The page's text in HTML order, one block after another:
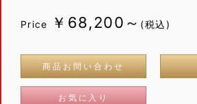
Price ￥68,200～ (税込)
商品お問い合わせ
お気に入り